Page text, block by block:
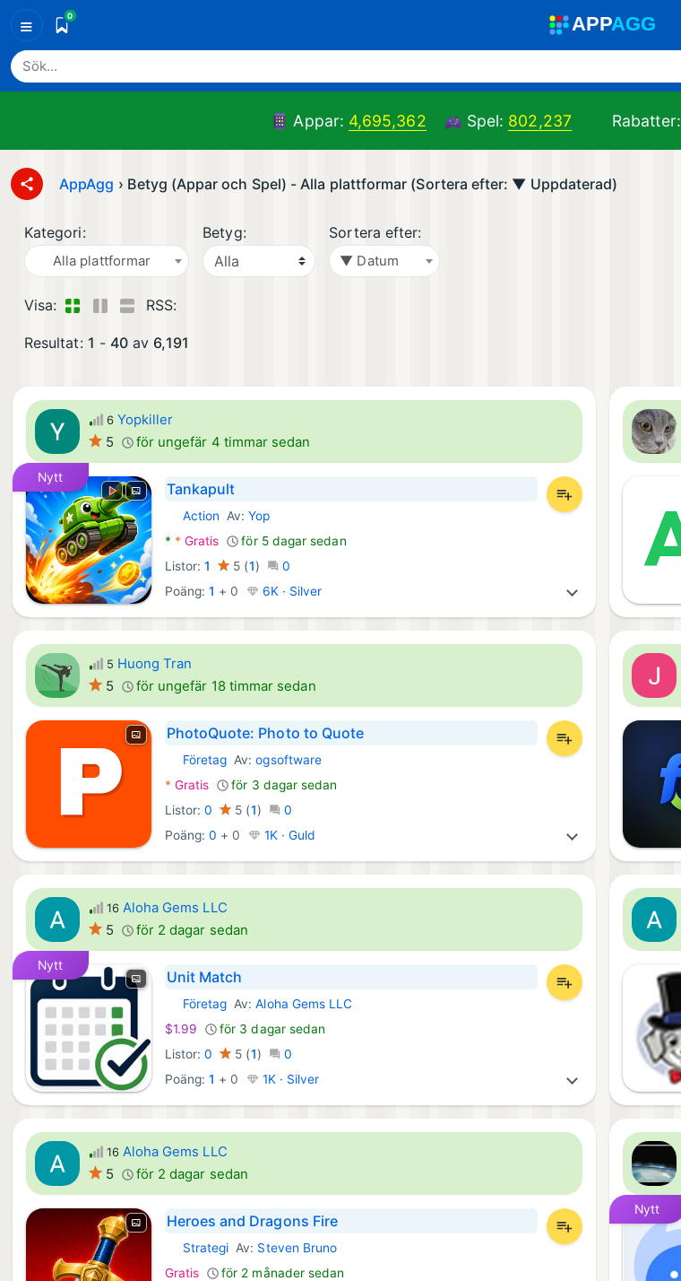
≡ 0 APPAGG
Appar: 4,695,362 Spel: 802,237 Rabatter:
AppAgg › Betyg (Appar och Spel) - Alla plattformar (Sortera efter: ▼ Uppdaterad)
Kategori:
Alla plattformar
Betyg: Sortera efter:
▼ Datum
Visa: RSS:
Resultat: 1 - 40 av 6,191
6 Yopkiller
5
för ungefär 4 timmar sedan
Nytt
Tankapult
Android Spel:
Action Av:Yop
* * Gratis
för 5 dagar sedan
Listor:1 5 (1)
0
Poäng: 1 + 0 6K · Silver
5 Huong Tran
5
för ungefär 18 timmar sedan
PhotoQuote: Photo to Quote
Android Appar:
Företag Av:ogsoftware
* Gratis
för 3 dagar sedan
Listor:0 5 (1)
0
Poäng: 0 + 0 1K · Guld
16 Aloha Gems LLC
5
för 2 dagar sedan
Nytt
Unit Match
Windows Appar:
Företag Av:Aloha Gems LLC
$1.99
för 3 dagar sedan
Listor:0 5 (1)
0
Poäng: 1 + 0 1K · Silver
16 Aloha Gems LLC
5
för 2 dagar sedan
Heroes and Dragons Fire
iOS Spel:
Strategi Av: Steven Bruno
Gratis
för 2 månader sedan
Nytt